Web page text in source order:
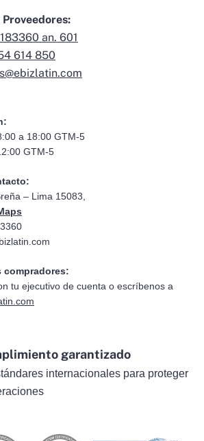
an. 601
614 850
a 18:00 GTM-5
GTM-5
– Lima 15083,
compradores:
tu ejecutivo de cuenta o escríbenos a
garantizado
internacionales para proteger